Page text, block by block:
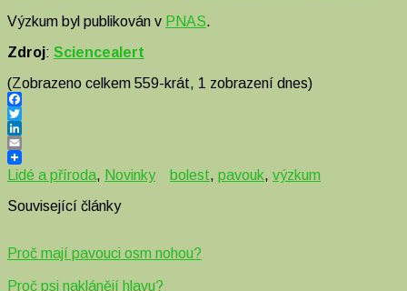
Výzkum byl publikován v PNAS.
Zdroj: Sciencealert
(Zobrazeno celkem 559-krát, 1 zobrazení dnes)
Facebook
Twitter
LinkedIn
Email
Lidé a příroda, Novinky bolest, pavouk, výzkum
Související články
Proč mají pavouci osm nohou?
Proč psi naklánějí hlavu?